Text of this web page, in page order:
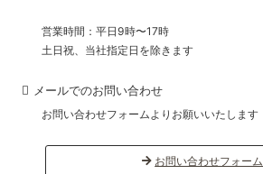
営業時間：平日9時〜17時
土日祝、当社指定日を除きます
メールでのお問い合わせ
お問い合わせフォームよりお願いいたします
お問い合わせフォーム